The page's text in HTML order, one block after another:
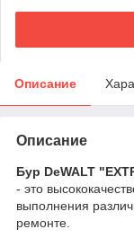
Описание
Описание
Бур DeWALT
- это
выполнения
ремонте.